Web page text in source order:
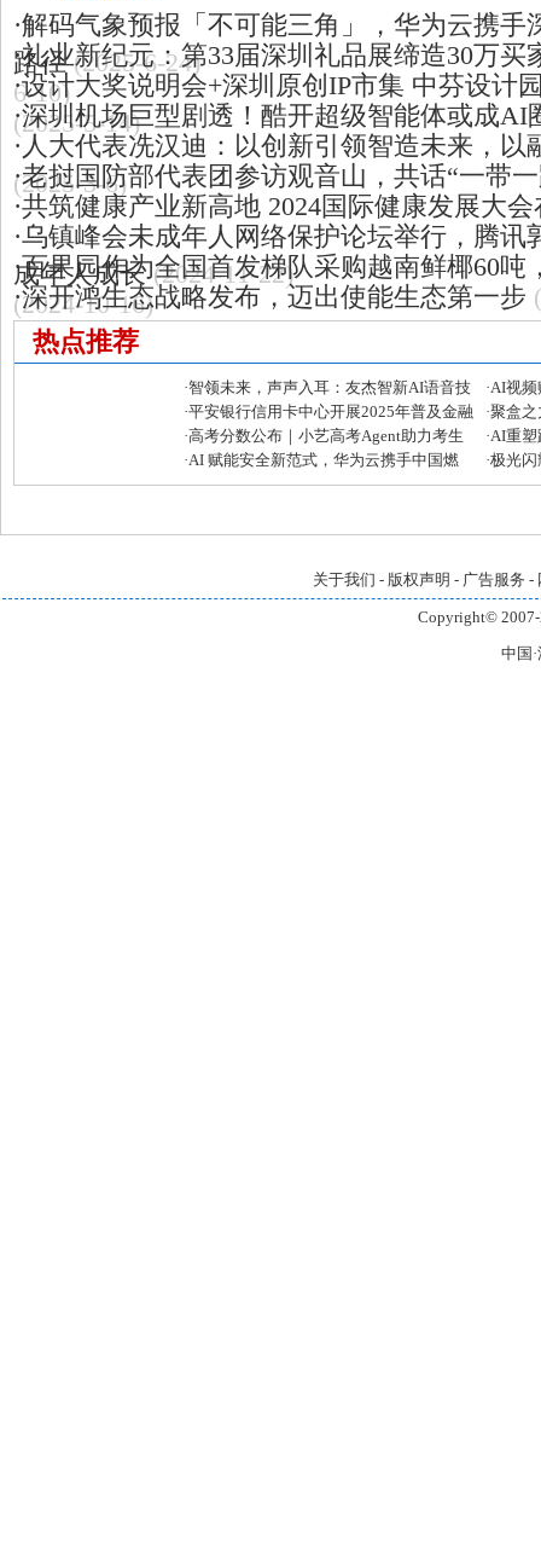
·解码气象预报「不可能三角」，华为云携手
路径 (2025-6-24)
·礼业新纪元：第33届深圳礼品展缔造30万买
6-10)
·设计大奖说明会+深圳原创IP市集 中芬设计
(2025-5-14)
·深圳机场巨型剧透！酷开超级智能体或成AI
·人大代表冼汉迪：以创新引领智造未来，以
(2025-3-6)
·老挝国防部代表团参访观音山，共话“一带
·共筑健康产业新高地 2024国际健康发展大
·乌镇峰会未成年人网络保护论坛举行，腾讯
成年人成长 (2024-11-22)
·百果园作为全国首发梯队采购越南鲜椰60吨
(2024-10-16)
·深开鸿生态战略发布，迈出使能生态第一步
热点推荐
·智领未来，声声入耳：友杰智新AI语音技
术再攀高峰
·AI视频
发者大
·平安银行信用卡中心开展2025年普及金融
知识万里行活动
·聚盒
芒宽民
·高考分数公布｜小艺高考Agent助力考生
快准稳填报目标院校和专业
·AI重塑
全链路
·AI 赋能安全新范式，华为云携手中国燃
气筑牢大模型安全“铜墙铁壁”
·极光闪
引领企
关于我们 - 版权声明 - 广告服务 -
Copyright©
中国